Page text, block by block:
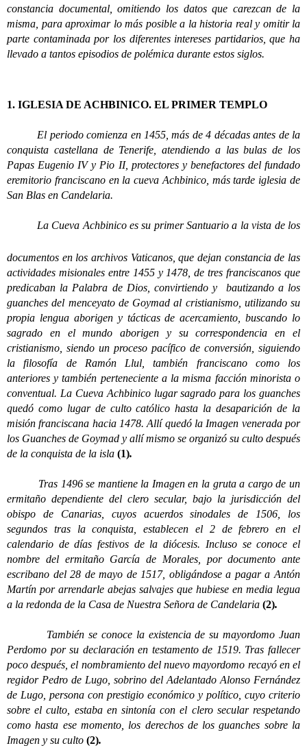
constancia documental, omitiendo los datos que carezcan de la
misma, para aproximar lo más posible a la historia real y omitir la
parte contaminada por los diferentes intereses partidarios, que ha
llevado a tantos episodios de polémica durante estos siglos.
1. IGLESIA DE ACHBINICO. EL PRIMER TEMPLO
El periodo comienza en 1455, más de 4 décadas antes de la
conquista castellana de Tenerife, atendiendo a las bulas de los
Papas Eugenio IV y Pio II, protectores y benefactores del fundado
eremitorio franciscano en la cueva Achbinico, más tarde iglesia de
San Blas en Candelaria.
La Cueva Achbinico es su primer Santuario a la vista de los
documentos en los archivos Vaticanos, que dejan constancia de las
actividades misionales entre 1455 y 1478, de tres franciscanos que
predicaban la Palabra de Dios, convirtiendo y bautizando a los
guanches del menceyato de Goymad al cristianismo, utilizando su
propia lengua aborigen y tácticas de acercamiento, buscando lo
sagrado en el mundo aborigen y su correspondencia en el
cristianismo, siendo un proceso pacífico de conversión, siguiendo
la filosofía de Ramón Llul, también franciscano como los
anteriores y también perteneciente a la misma facción minorista o
conventual. La Cueva Achbinico lugar sagrado para los guanches
quedó como lugar de culto católico hasta la desaparición de la
misión franciscana hacia 1478. Allí quedó la Imagen venerada por
los Guanches de Goymad y allí mismo se organizó su culto después
de la conquista de la isla (1).
Tras 1496 se mantiene la Imagen en la gruta a cargo de un
ermitaño dependiente del clero secular, bajo la jurisdicción del
obispo de Canarias, cuyos acuerdos sinodales de 1506, los
segundos tras la conquista, establecen el 2 de febrero en el
calendario de días festivos de la diócesis. Incluso se conoce el
nombre del ermitaño García de Morales, por documento ante
escribano del 28 de mayo de 1517, obligándose a pagar a Antón
Martín por arrendarle abejas salvajes que hubiese en media legua
a la redonda de la Casa de Nuestra Señora de Candelaria (2).
También se conoce la existencia de su mayordomo Juan
Perdomo por su declaración en testamento de 1519. Tras fallecer
poco después, el nombramiento del nuevo mayordomo recayó en el
regidor Pedro de Lugo, sobrino del Adelantado Alonso Fernández
de Lugo, persona con prestigio económico y político, cuyo criterio
sobre el culto, estaba en sintonía con el clero secular respetando
como hasta ese momento, los derechos de los guanches sobre la
Imagen y su culto (2).